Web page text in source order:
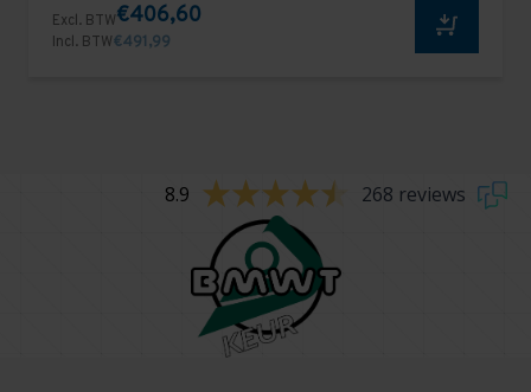
Excl. BTW€406,60
Incl. BTW€491,99
8.9 268 reviews